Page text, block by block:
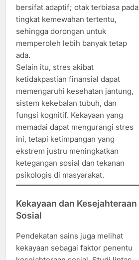
bersifat adaptif; otak terbiasa pada
tingkat kemewahan tertentu,
sehingga dorongan untuk
memperoleh lebih banyak tetap
ada.
Selain itu, stres akibat
ketidakpastian finansial dapat
memengaruhi kesehatan jantung,
sistem kekebalan tubuh, dan
fungsi kognitif. Kekayaan yang
memadai dapat mengurangi stres
ini, tetapi ketimpangan yang
ekstrem justru meningkatkan
ketegangan sosial dan tekanan
psikologis di masyarakat.
Kekayaan dan Kesejahteraan
Sosial
Pendekatan sains juga melihat
kekayaan sebagai faktor penentu